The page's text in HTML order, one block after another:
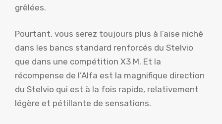
grêlées.
Pourtant, vous serez toujours plus à l’aise niché
dans les bancs standard renforcés du Stelvio
que dans une compétition X3 M. Et la
récompense de l’Alfa est la magnifique direction
du Stelvio qui est à la fois rapide, relativement
légère et pétillante de sensations.